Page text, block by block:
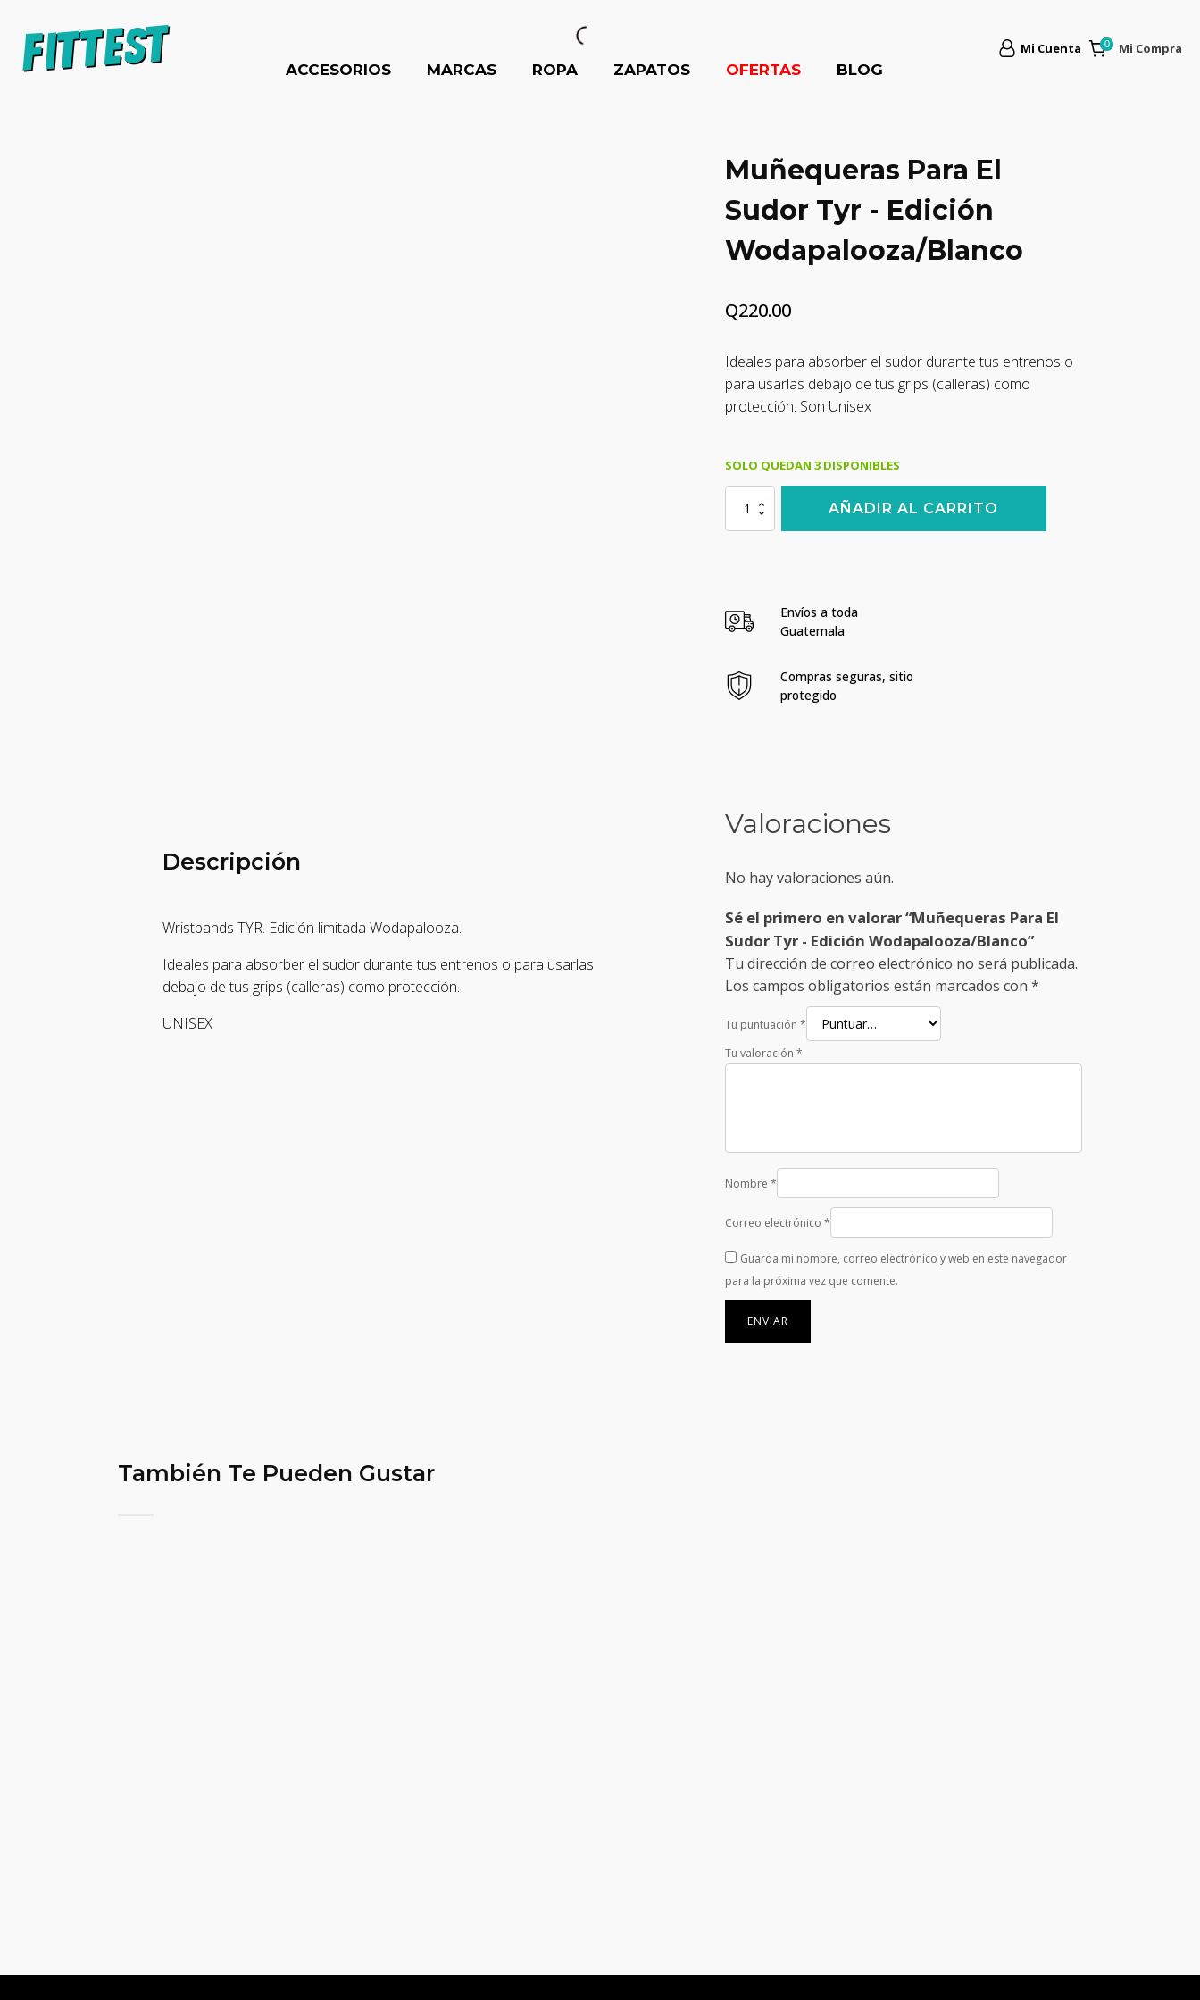
ACCESORIOS MARCAS ROPA ZAPATOS OFERTAS BLOG
Mi Cuenta Mi Compra
Muñequeras Para El
Sudor Tyr - Edición
Wodapalooza/Blanco
Q220.00
Ideales para absorber el sudor durante tus entrenos o
para usarlas debajo de tus grips (calleras) como
protección. Son Unisex
SOLO QUEDAN 3 DISPONIBLES
Muñequeras
Para
El
Wodapalooza/Blanco
cantidad
AÑADIR AL CARRITO
Envíos a toda
Guatemala
Compras seguras, sitio
protegido
Descripción
Wristbands TYR. Edición limitada Wodapalooza.
Ideales para absorber el sudor durante tus entrenos o para usarlas
debajo de tus grips (calleras) como protección.
UNISEX
Valoraciones
No hay valoraciones aún.
Sé el primero en valorar “Muñequeras Para El
Sudor Tyr - Edición Wodapalooza/Blanco”
Tu dirección de correo electrónico no será publicada.
Los campos obligatorios están marcados con *
Tu puntuación *
Tu valoración *
Nombre *
Correo electrónico *
Guarda mi nombre, correo electrónico y web en este navegador
para la próxima vez que comente.
También Te Pueden Gustar